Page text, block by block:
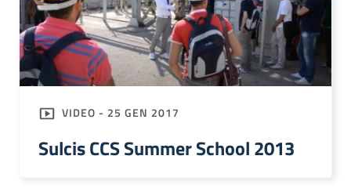
VIDEO - 25 GEN 2017
Sulcis CCS Summer School 2013